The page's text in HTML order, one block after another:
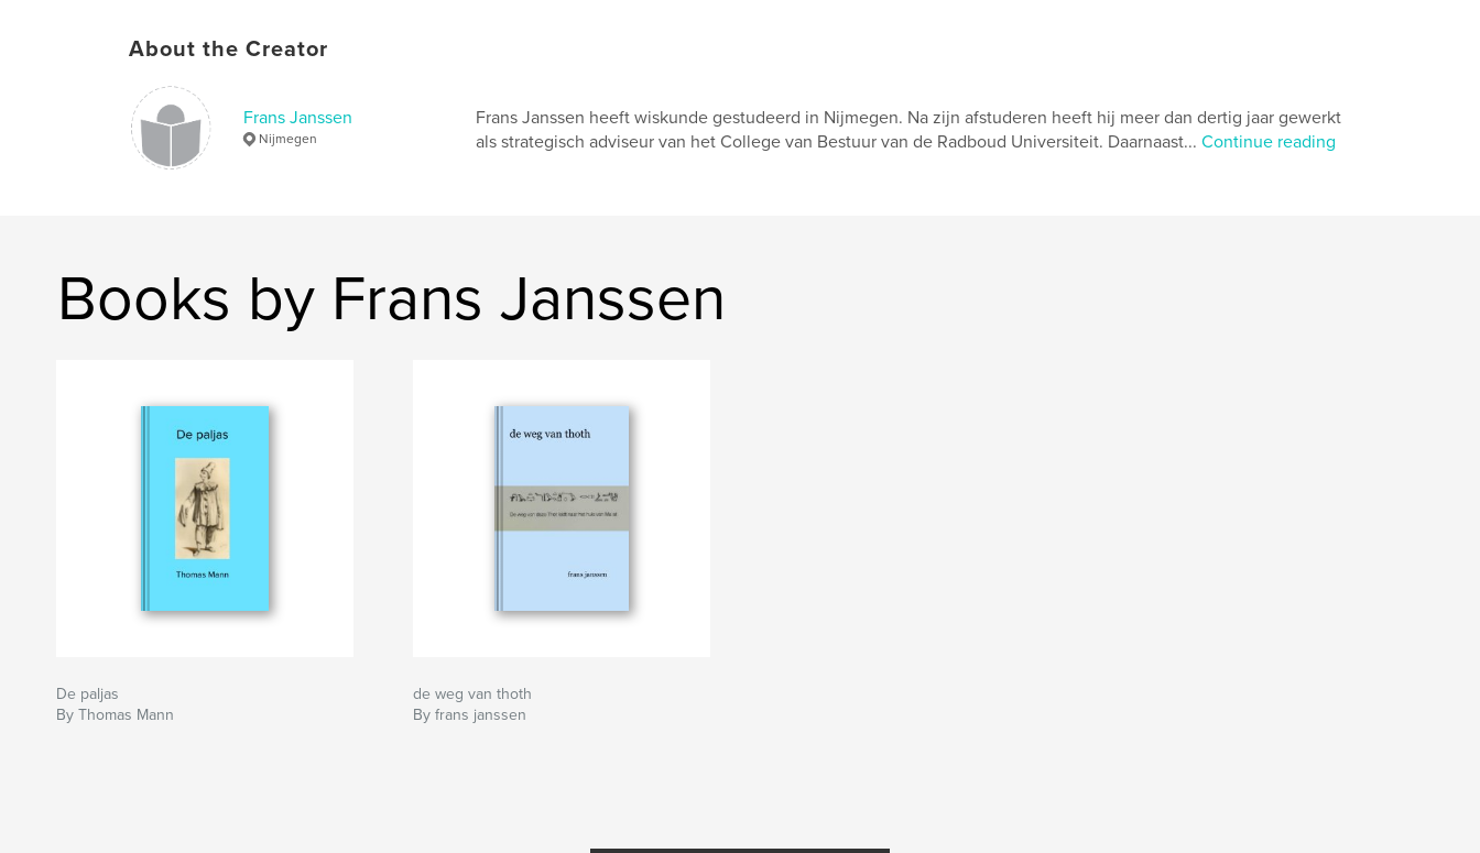
About the Creator
Frans Janssen
Nijmegen
Frans Janssen heeft wiskunde gestudeerd in Nijmegen. Na zijn afstuderen heeft hij meer dan dertig jaar gewerkt
als strategisch adviseur van het College van Bestuur van de Radboud Universiteit. Daarnaast... Continue reading
Books by Frans Janssen
De paljas
By Thomas Mann
de weg van thoth
By frans janssen